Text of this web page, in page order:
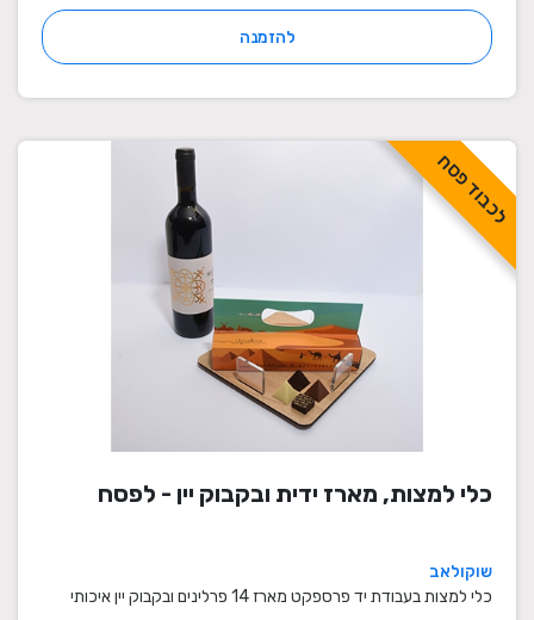
להזמנה
לכבוד פסח
כלי למצות, מארז ידית ובקבוק יין - לפסח
שוקולאב
כלי למצות בעבודת יד פרספקט מארז 14 פרלינים ובקבוק יין איכותי